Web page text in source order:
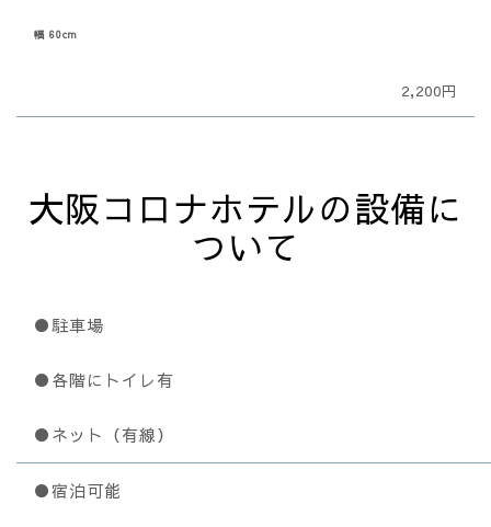
幅 60cm
2,200円
大阪コロナホテルの設備に
ついて
●駐車場
●各階にトイレ有
●ネット（有線）
●宿泊可能